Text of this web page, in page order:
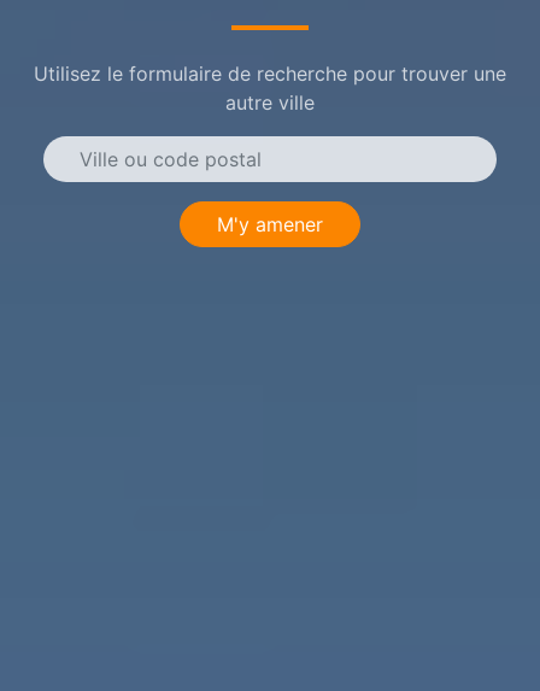
Utilisez le formulaire de recherche pour trouver une
autre ville
M'y amener